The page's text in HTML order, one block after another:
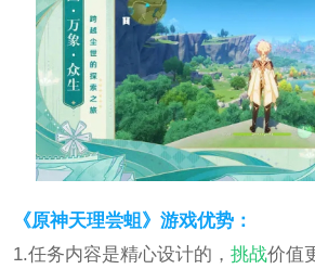
《原神天理尝蛆》游戏优势：
1.任务内容是精心设计的， 挑战价值